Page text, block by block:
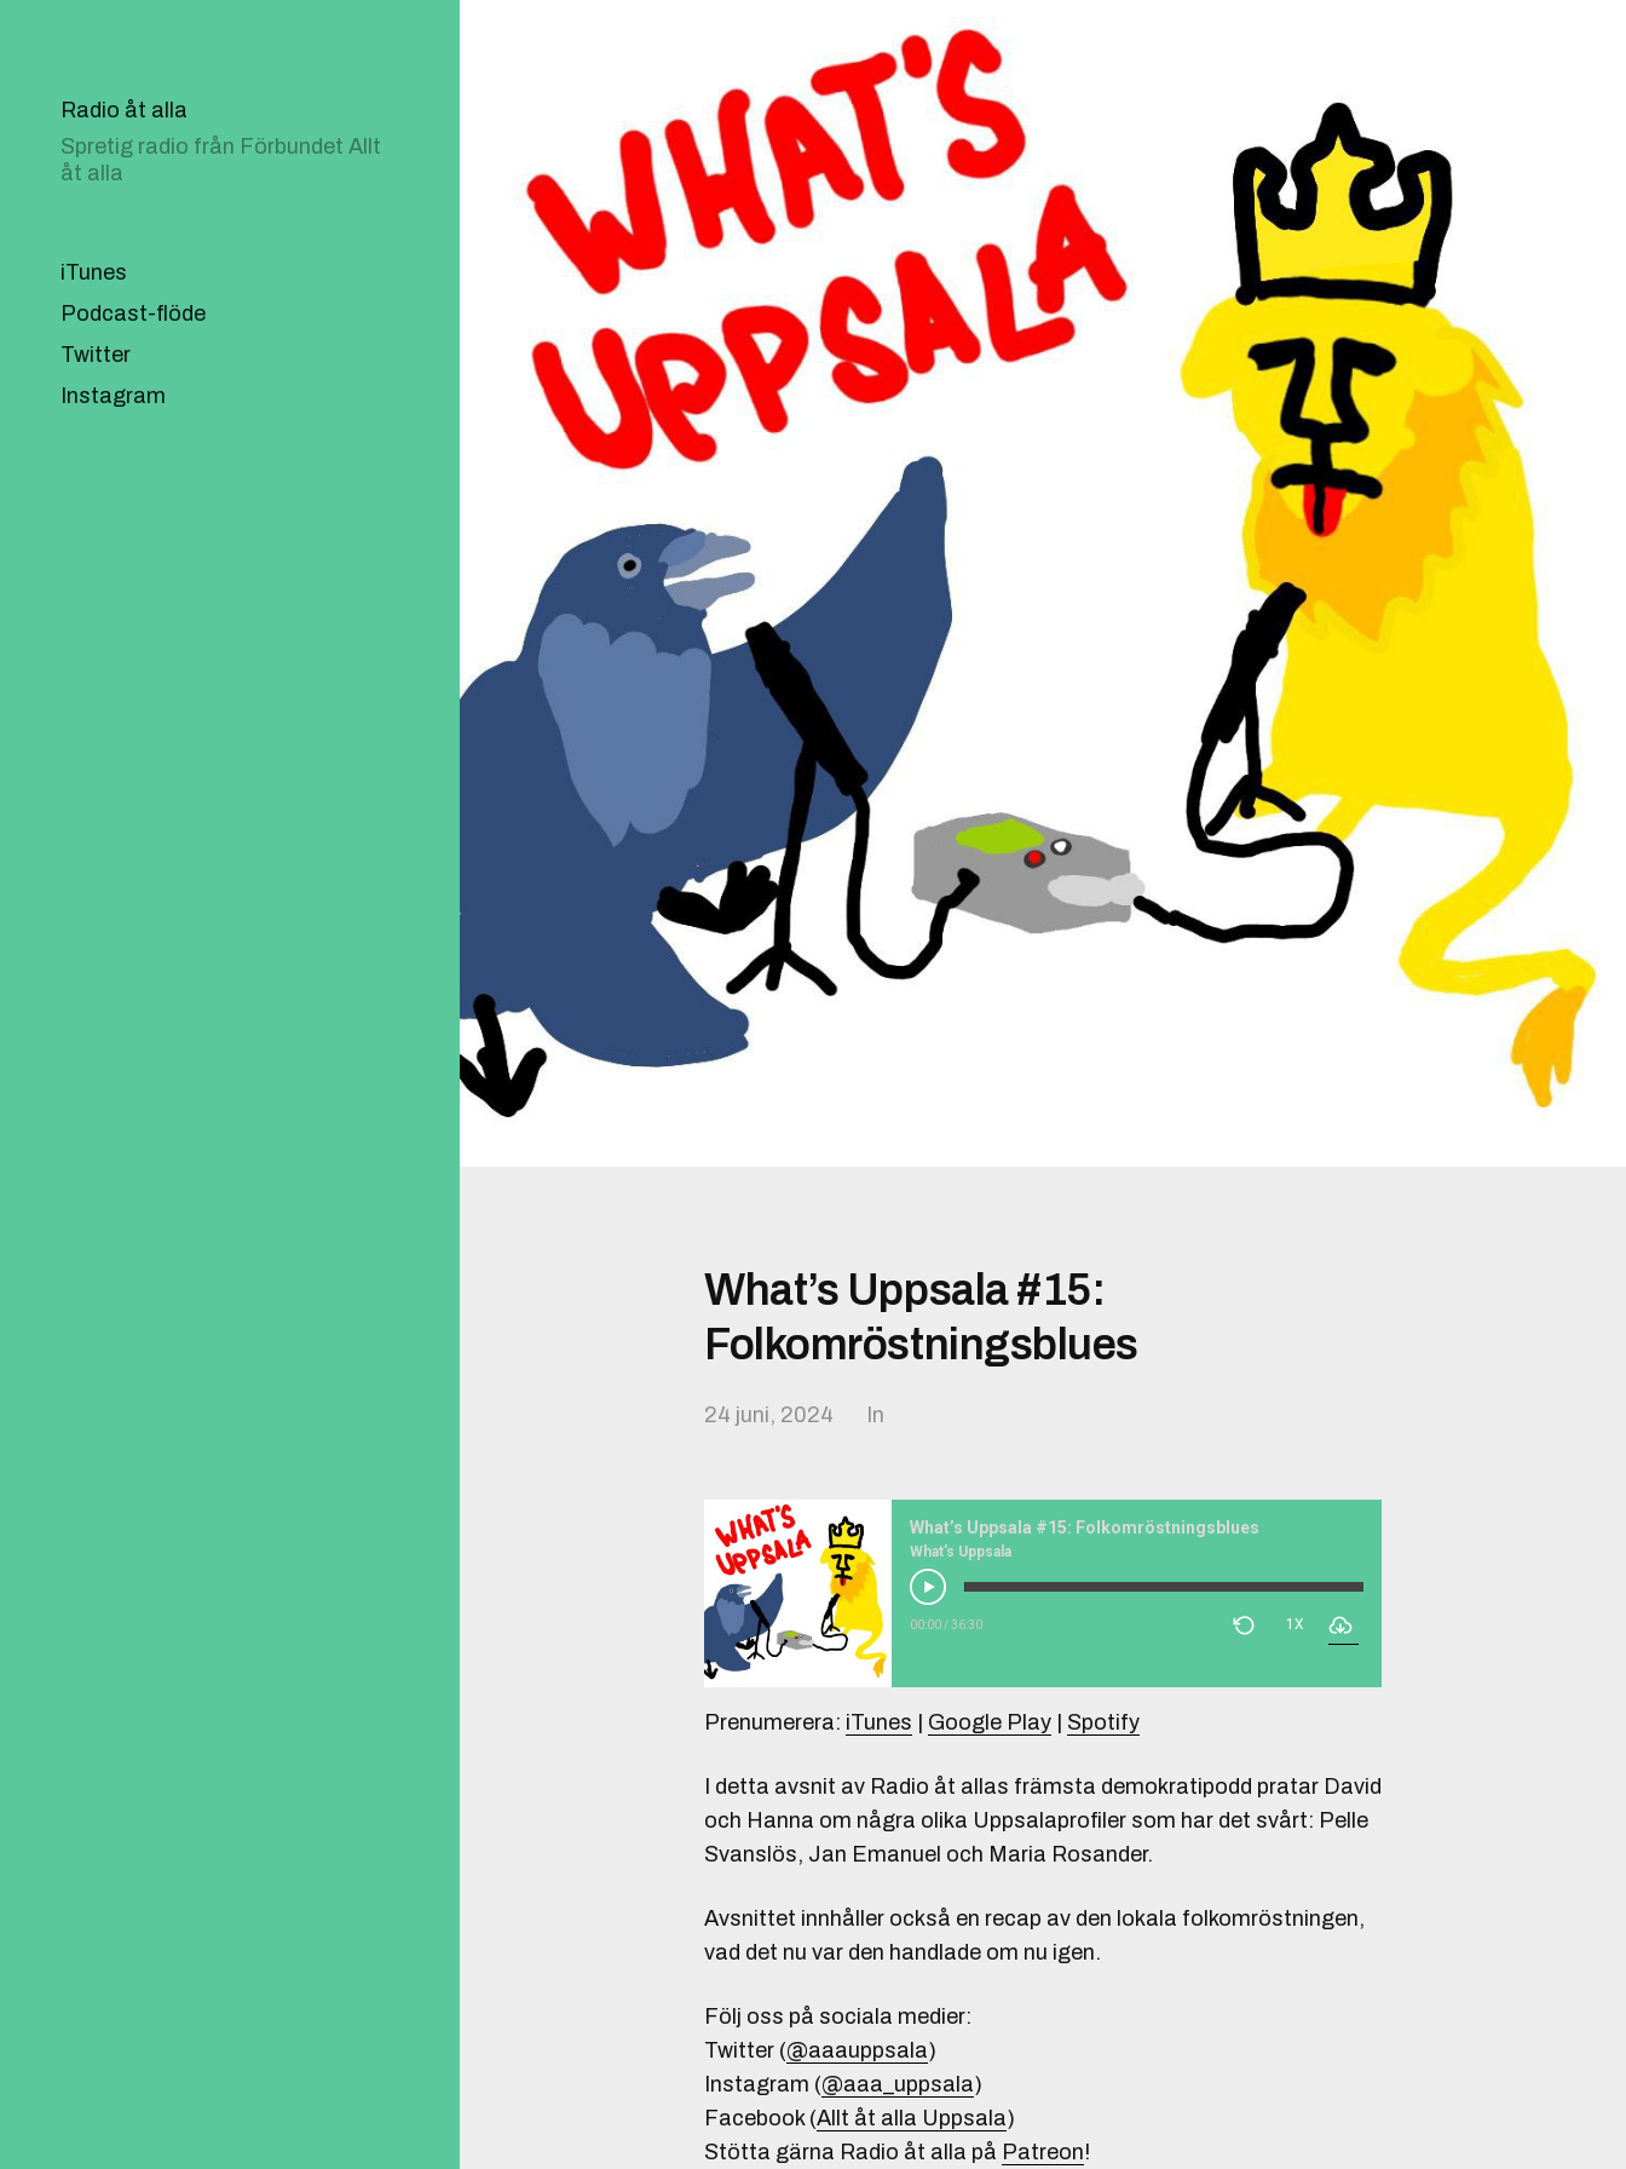
Radio åt alla
Spretig radio från Förbundet Allt
åt alla
iTunes
Podcast-flöde
Twitter
Instagram
What’s Uppsala #15:
Folkomröstningsblues
24 juni, 2024 In
What’s Uppsala #15: Folkomröstningsblues
What's Uppsala
00:00/36:30 1X
Prenumerera: iTunes Google Play Spotify
I detta avsnit av Radio åt allas främsta demokratipodd pratar David
och Hanna om några olika Uppsalaprofiler som har det svårt: Pelle
Svanslös, Jan Emanuel och Maria Rosander.
Avsnittet innhåller också en recap av den lokala folkomröstningen,
vad det nu var den handlade om nu igen.
Följ oss på sociala medier:
Twitter (@aaauppsala)
Instagram (@aaa_uppsala)
Facebook (Allt åt alla Uppsala)
Stötta gärna Radio åt alla på Patreon!